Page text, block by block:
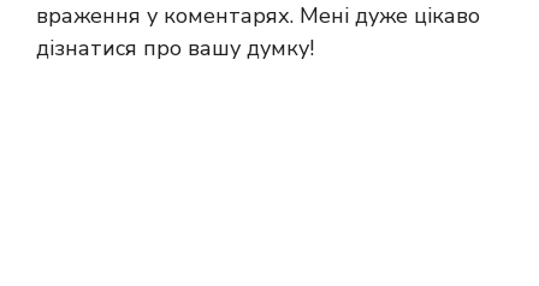
враження у коментарях. Мені дуже цікаво
дізнатися про вашу думку!